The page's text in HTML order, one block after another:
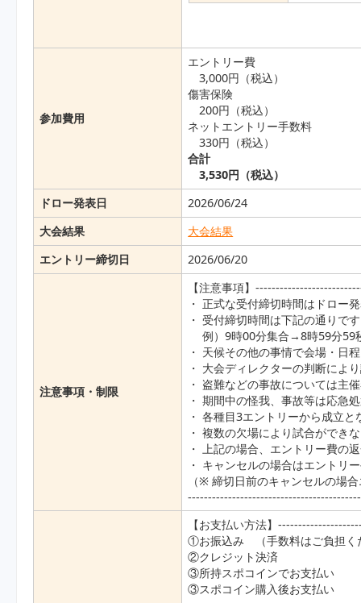
参加費用
エントリー費
3,000円（税込）
傷害保険
200円（税込）
ネットエントリー手数料
330円（税込）
合計
3,530円（税込）
ドロー発表日
2026/06/24
大会結果
大会結果
エントリー締切日
2026/06/20
注意事項・制限
【注意事項】
・ 正式な受付締切時間はドロー
・ 受付締切時間は下記の通りです
例）9時00分集合→8時59分59
・ 天候その他の事情で会場・日
・ 大会ディレクターの判断によ
・ 盗難などの事故については主
・ 期間中の怪我、事故等は応急
・ 各種目3エントリーから成立と
・ 複数の欠場により試合ができ
・ 上記の場合、エントリー費の
・ キャンセルの場合はエントリ
（※ 締切日前のキャンセルの場
【お支払い方法】
①お振込み （手数料はご負担く
②クレジット決済
③所持スポコインでお支払い
③スポコイン購入後お支払い